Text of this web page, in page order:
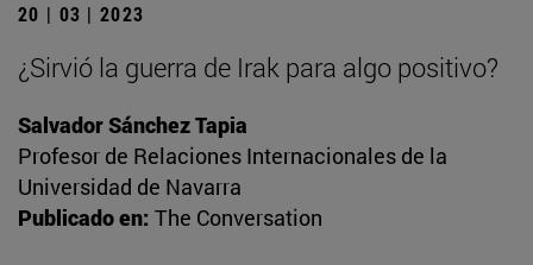
20 | 03 | 2023
¿Sirvió la guerra de Irak para algo positivo?
Salvador Sánchez Tapia
Profesor de Relaciones Internacionales de la
Universidad de Navarra
Publicado en: The Conversation